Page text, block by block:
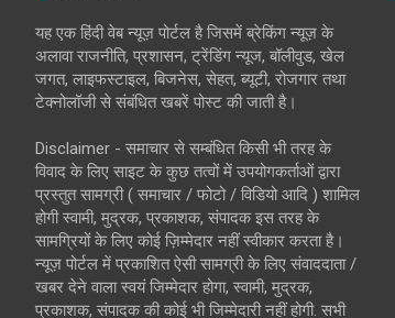
यह एक हिंदी वेब न्यूज़ पोर्टल है जिसमें ब्रेकिंग न्यूज़ के
अलावा राजनीति, प्रशासन, ट्रेंडिंग न्यूज, बॉलीवुड, खेल
जगत, लाइफस्टाइल, बिजनेस, सेहत, ब्यूटी, रोजगार तथा
टेक्नोलॉजी से संबंधित खबरें पोस्ट की जाती है।
Disclaimer - समाचार से सम्बंधित किसी भी तरह के
विवाद के लिए साइट के कुछ तत्वों में उपयोगकर्ताओं द्वारा
प्रस्तुत सामग्री ( समाचार / फोटो / विडियो आदि ) शामिल
होगी स्वामी, मुद्रक, प्रकाशक, संपादक इस तरह के
सामग्रियों के लिए कोई ज़िम्मेदार नहीं स्वीकार करता है।
न्यूज़ पोर्टल में प्रकाशित ऐसी सामग्री के लिए संवाददाता /
खबर देने वाला स्वयं जिम्मेदार होगा, स्वामी, मुद्रक,
प्रकाशक, संपादक की कोई भी जिम्मेदारी नहीं होगी. सभी